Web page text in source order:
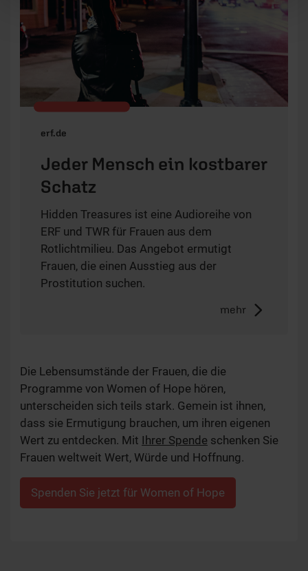
erf.de
Jeder Mensch ein kostbarer
Schatz
Hidden Treasures ist eine Audioreihe von
ERF und TWR für Frauen aus dem
Rotlichtmilieu. Das Angebot ermutigt
Frauen, die einen Ausstieg aus der
Prostitution suchen.
mehr
Die Lebensumstände der Frauen, die die
Programme von Women of Hope hören,
unterscheiden sich teils stark. Gemein ist ihnen,
dass sie Ermutigung brauchen, um ihren eigenen
Wert zu entdecken. Mit Ihrer Spende schenken Sie
Frauen weltweit Wert, Würde und Hoffnung.
Spenden Sie jetzt für Women of Hope